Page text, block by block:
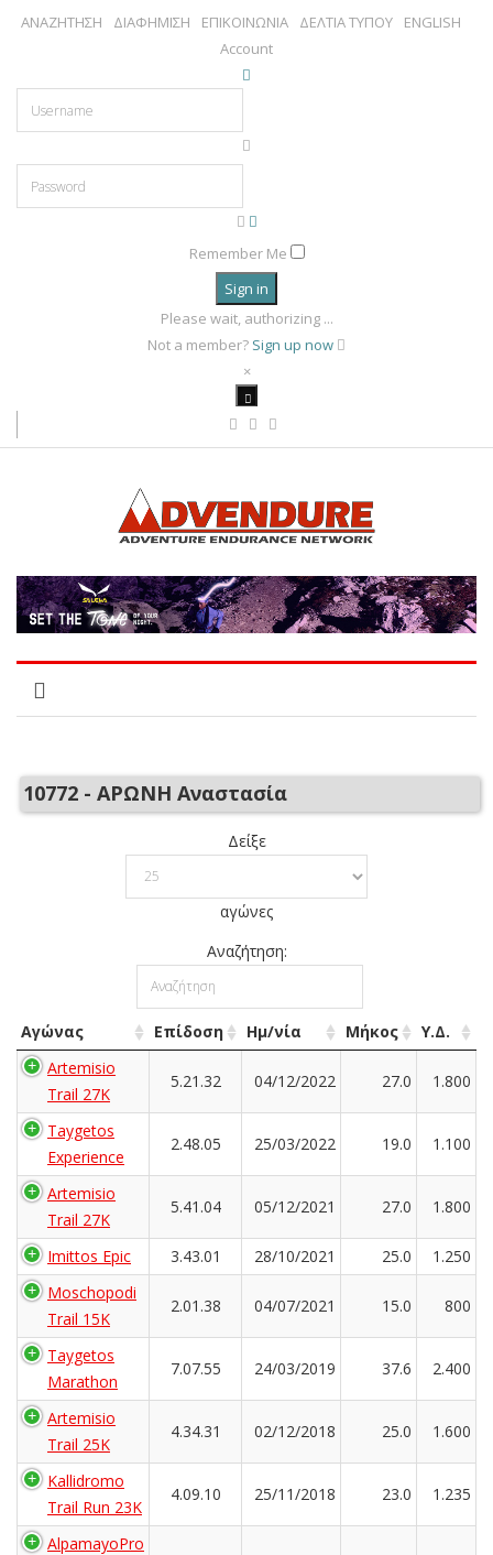
ΑΝΑΖΗΤΗΣΗ ΔΙΑΦΗΜΙΣΗ ΕΠΙΚΟΙΝΩΝΙΑ ΔΕΛΤΙΑ ΤΥΠΟΥ
ENGLISH
Account
Remember Me
Sign in
Please wait, authorizing ...
Not a member? Sign up now
×
10772 - ΑΡΩΝΗ Αναστασία
Δείξε
αγώνες
Αναζήτηση:
Αγώνας Επίδοση Ημ/νία Μήκος
Υ.Δ.
Artemisio
Trail 27K
5.21.32 04/12/2022 27.0 1.800
Taygetos
Experience
2.48.05 25/03/2022 19.0 1.100
Artemisio
Trail 27K
5.41.04 05/12/2021 27.0 1.800
Imittos Epic 3.43.01 28/10/2021 25.0
1.250
Moschopodi
Trail 15K
2.01.38 04/07/2021 15.0 800
Taygetos
Marathon
7.07.55 24/03/2019 37.6 2.400
Artemisio
Trail 25K
4.34.31 02/12/2018 25.0 1.600
Kallidromo
Trail Run 23K
4.09.10 25/11/2018 23.0 1.235
AlpamayoPro